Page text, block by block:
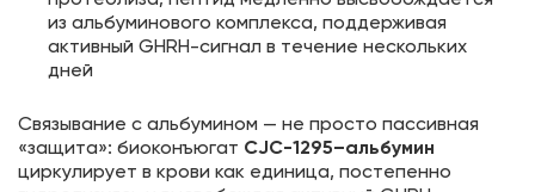
из альбуминового комплекса, поддерживая
активный GHRH-сигнал в течение нескольких
дней
Связывание с альбумином — не просто пассивная
«защита»: биоконъюгат CJC-1295–альбумин
циркулирует в крови как единица, постепенно